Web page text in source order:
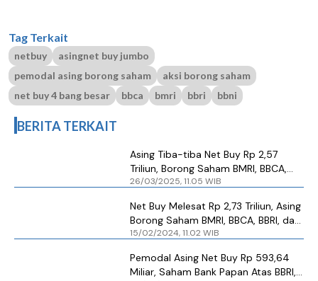
Tag Terkait
netbuy
asingnet buy jumbo
pemodal asing borong saham
aksi borong saham
net buy 4 bang besar
bbca bmri bbri bbni
BERITA TERKAIT
Asing Tiba-tiba Net Buy Rp 2,57
Triliun, Borong Saham BMRI, BBCA,
BBRI, hingga BBNI
26/03/2025, 11.05 WIB
Net Buy Melesat Rp 2,73 Triliun, Asing
Borong Saham BMRI, BBCA, BBRI, dan
BBNI
15/02/2024, 11.02 WIB
Pemodal Asing Net Buy Rp 593,64
Miliar, Saham Bank Papan Atas BBRI,